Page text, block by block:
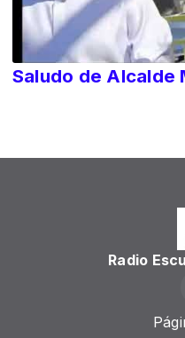
Saludo de Alcalde
Radio